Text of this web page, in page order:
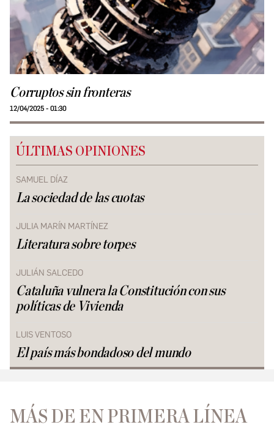
Corruptos sin fronteras
12/04/2025 - 01:30
ÚLTIMAS OPINIONES
SAMUEL DÍAZ
La sociedad de las cuotas
JULIA MARÍN MARTÍNEZ
Literatura sobre torpes
JULIÁN SALCEDO
Cataluña vulnera la Constitución con sus
políticas de Vivienda
LUIS VENTOSO
El país más bondadoso del mundo
MÁS DE EN PRIMERA LÍNEA